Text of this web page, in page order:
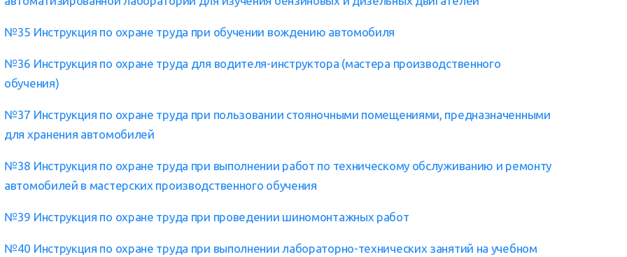
№35 Инструкция по охране труда при обучении вождению автомобиля
№36 Инструкция по охране труда для водителя-инструктора (мастера производственного
обучения)
№37 Инструкция по охране труда при пользовании стояночными помещениями, предназначенными
для хранения автомобилей
№38 Инструкция по охране труда при выполнении работ по техническому обслуживанию и ремонту
автомобилей в мастерских производственного обучения
№39 Инструкция по охране труда при проведении шиномонтажных работ
№40 Инструкция по охране труда при выполнении лабораторно-технических занятий на учебном